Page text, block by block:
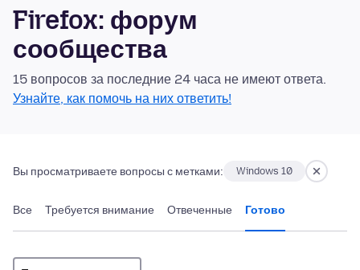
Firefox: форум
сообщества
15 вопросов за последние 24 часа не имеют ответа.
Узнайте, как помочь на них ответить!
Вы просматриваете вопросы с метками: Windows 10
Все Требуется внимание Отвеченные Готово